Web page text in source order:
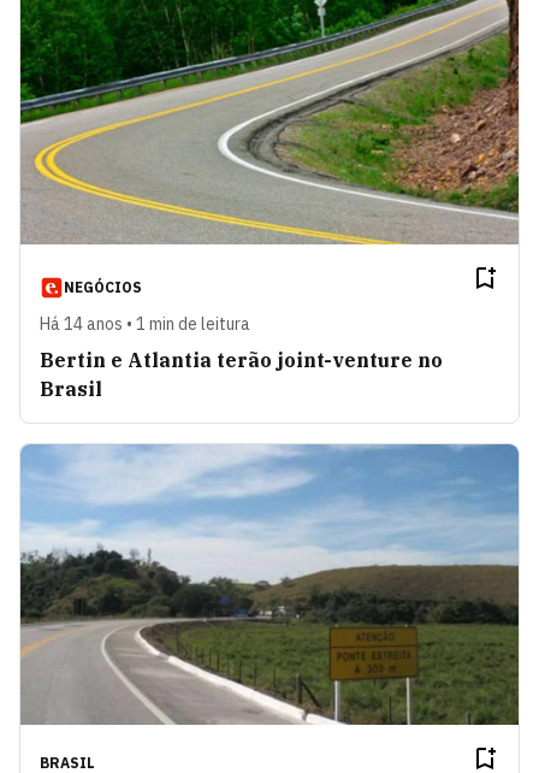
NEGÓCIOS
Há 14 anos • 1 min de leitura
Bertin e Atlantia terão joint-venture no
Brasil
BRASIL